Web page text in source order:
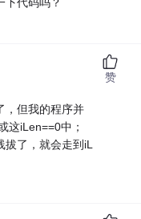
下代码吗？
，但我的程序并
这iLen==0中；
拔了，就会走到iL
赞